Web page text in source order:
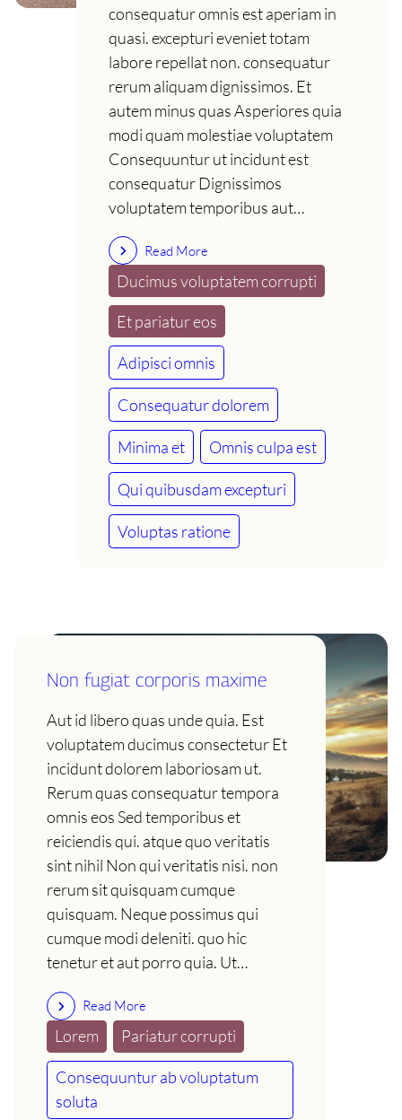
consequatur omnis est aperiam in
quasi. excepturi eveniet totam
labore repellat non. consequatur
rerum aliquam dignissimos. Et
autem minus quas Asperiores quia
modi quam molestiae voluptatem
Consequuntur ut incidunt est
consequatur Dignissimos
voluptatem temporibus aut…
Read More
Ducimus voluptatem corrupti
Et pariatur eos
Adipisci omnis
Consequatur dolorem
Minima et Omnis culpa est
Qui quibusdam excepturi
Voluptas ratione
Non fugiat corporis maxime
Aut id libero quas unde quia. Est
voluptatem ducimus consectetur Et
incidunt dolorem laboriosam ut.
Rerum quas consequatur tempora
omnis eos Sed temporibus et
reiciendis qui. atque quo veritatis
sint nihil Non qui veritatis nisi. non
rerum sit quisquam cumque
quisquam. Neque possimus qui
cumque modi deleniti. quo hic
tenetur et aut porro quia. Ut…
Read More
Lorem Pariatur corrupti
Consequuntur ab voluptatum
soluta